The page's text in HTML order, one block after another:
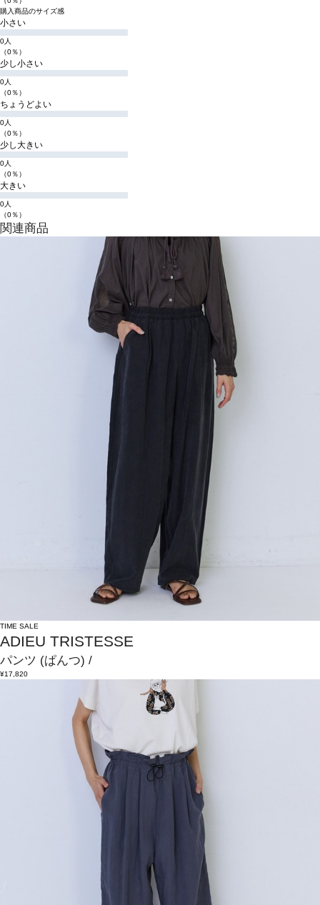
購入商品のサイズ感
小さい
0人
（0％）
少し小さい
0人
（0％）
ちょうどよい
0人
（0％）
少し大きい
0人
（0％）
大きい
0人
（0％）
関連商品
TIME SALE
ADIEU TRISTESSE
パンツ (ぱんつ) /
¥17,820